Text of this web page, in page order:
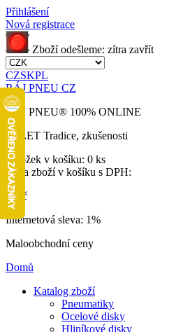
Přihlášení
Nová registrace
Zboží odešleme: zítra zavřít
CZSKPL
RÁJ PNEU CZ
RÁJ PNEU® 100% ONLINE
32 LET Tradice, zkušenosti
Položek v košíku: 0 ks
Cena zboží v košíku s DPH:
0 Kč
Internetová sleva: 1%
Maloobchodní ceny
Domů
Katalog zboží
Pneumatiky
Ocelové disky
Hliníkové disky